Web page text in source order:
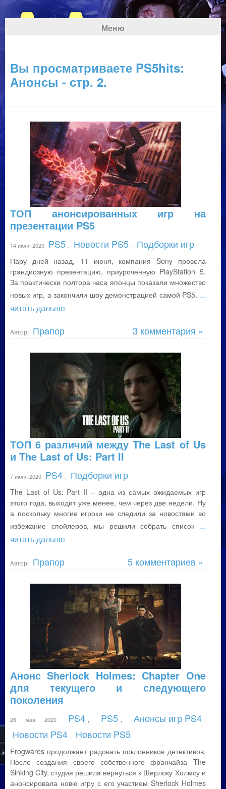
Меню
Вы просматриваете PS5hits:
Анонсы - стр. 2.
ТОП анонсированных игр на
презентации PS5
14 июня 2020 PS5 Новости PS5 Подборки игр
Пару дней назад, 11 июня, компания Sony провела
грандиозную презентацию, приуроченную PlayStation 5.
За практически полтора часа японцы показали множество
новых игр, а закончили шоу демонстрацией самой PS5. ...
читать дальше
Автор: Прапор 3 комментария »
ТОП 6 различий между The Last of Us
и The Last of Us: Part II
7 июня 2020 PS4 Подборки игр
The Last of Us: Part II – одна из самых ожидаемых игр
этого года, выходит уже менее, чем через две недели. Ну
а поскольку многие игроки не следили за новостями во
избежание спойлеров, мы решили собрать список ...
читать дальше
Автор: Прапор 5 комментариев »
Анонс Sherlock Holmes: Chapter One
для текущего и следующего
поколения
26 мая 2020 PS4 PS5 Анонсы игр PS4
Новости PS4 Новости PS5
Frogwares продолжает радовать поклонников детективов.
После создания своего собственного франчайза The
Sinking City, студия решила вернуться к Шерлоку Холмсу и
анонсировала новю игру с его участием Sherlock Holmes